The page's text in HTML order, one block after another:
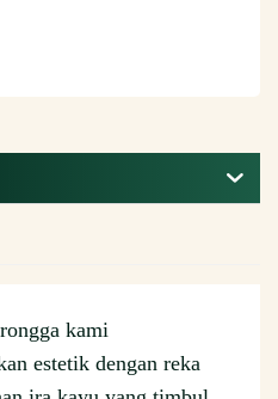
kami
estetik dengan reka